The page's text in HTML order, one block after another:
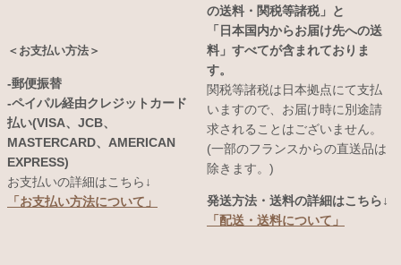
＜お支払い方法＞
-郵便振替
-ペイパル経由クレジットカード
払い(VISA、JCB、
MASTERCARD、AMERICAN
EXPRESS)
お支払いの詳細はこちら↓
「お支払い方法について」
の送料・関税等諸税」と
「日本国内からお届け先への送
料」すべてが含まれておりま
す。
関税等諸税は日本拠点にて支払
いますので、お届け時に別途請
求されることはございません。
(一部のフランスからの直送品は
除きます。)
発送方法・送料の詳細はこちら↓
「配送・送料について」